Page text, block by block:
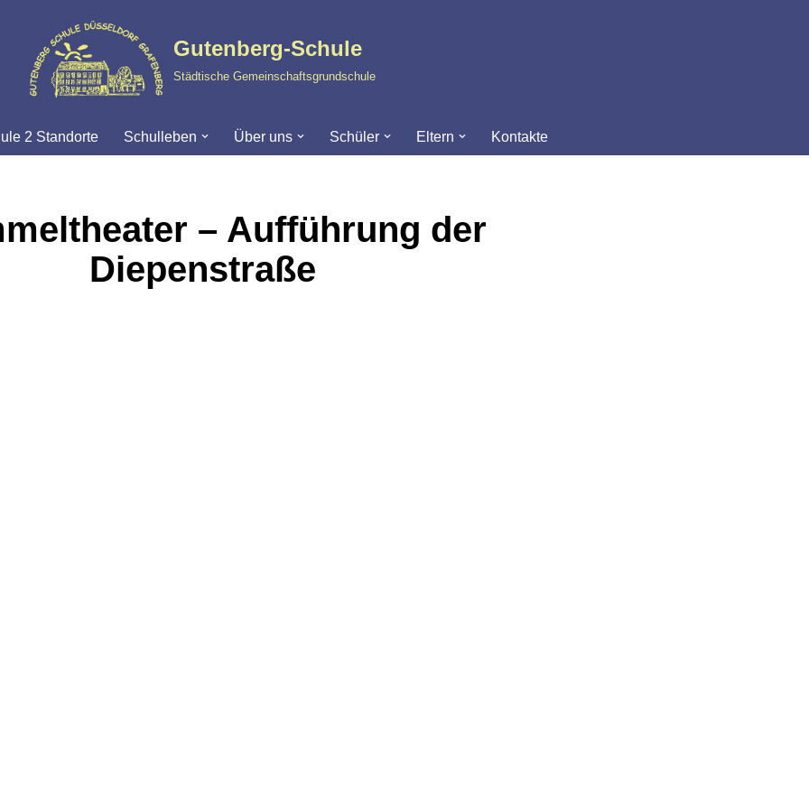
Gutenberg-Schule
Städtische Gemeinschaftsgrundschule
2 Standorte Schulleben Über uns Schüler Eltern Kontakte
– Aufführung der
Diepenstraße